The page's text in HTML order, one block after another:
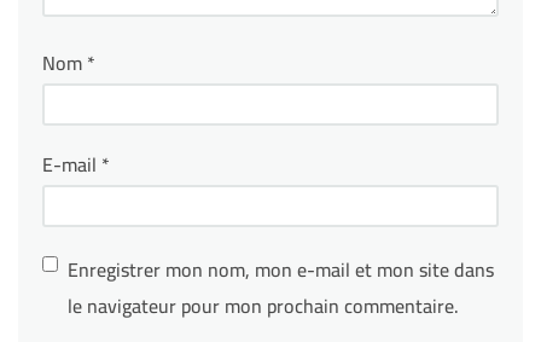
Nom*
E-mail *
Enregistrer mon nom, mon e-mail et mon site dans
le navigateur pour mon prochain commentaire.